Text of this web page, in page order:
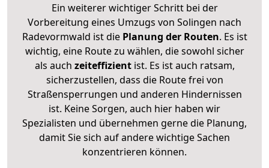
Ein weiterer wichtiger Schritt bei der
Vorbereitung eines Umzugs von Solingen nach
Radevormwald ist diePlanung der Routen. Es ist
wichtig, eine Route zu wählen, die sowohl sicher
als auch zeiteffizientist. Es ist auch ratsam,
sicherzustellen, dass die Route frei von
Straßensperrungen und anderen Hindernissen
ist. Keine Sorgen, auch hier haben wir
Spezialisten und übernehmen gerne die Planung,
damit Sie sich auf andere wichtige Sachen
konzentrieren können.